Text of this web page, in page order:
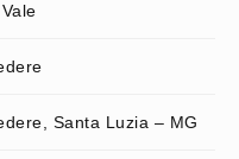
Santa Luzia – MG